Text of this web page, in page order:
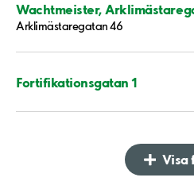
Wachtmeister,
Arklimästaregatan 46
Fortifikationsgatan 1
Visa